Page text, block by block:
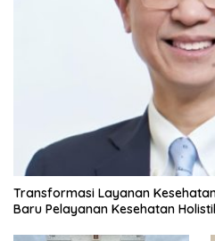
Transformasi Layanan
Baru Pelayanan Kesehatan